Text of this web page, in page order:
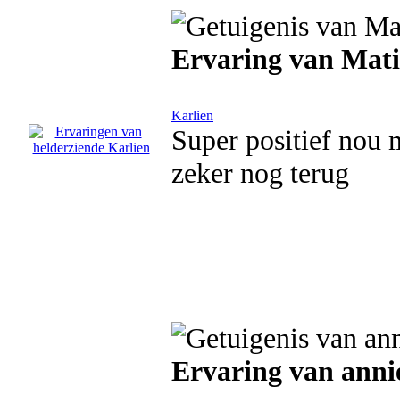
Ervaring van
Karlien
Super positief nou
zeker nog terug
Ervaring van